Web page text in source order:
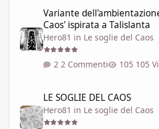
Variante
Caos' ispirata a Talislanta
Hero81 in Le soglie del Caos
2 Commenti 105
LE SOGLIE DEL CAOS
Hero81 in Le soglie del Caos